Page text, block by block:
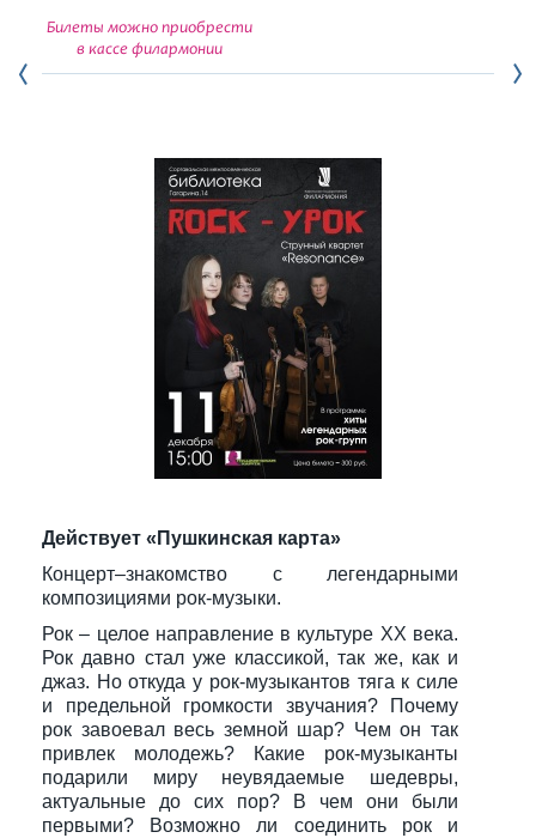
Новости
Билеты можно приобрести
в кассе филармонии
Действует «Пушкинская карта»
Концерт–знакомство с легендарными
композициями рок-музыки.
Рок – целое направление в культуре XX века.
Рок давно стал уже классикой, так же, как и
джаз. Но откуда у рок-музыкантов тяга к силе
и предельной громкости звучания? Почему
рок завоевал весь земной шар? Чем он так
привлек молодежь? Какие рок-музыканты
подарили миру неувядаемые шедевры,
актуальные до сих пор? В чем они были
первыми? Возможно ли соединить рок и